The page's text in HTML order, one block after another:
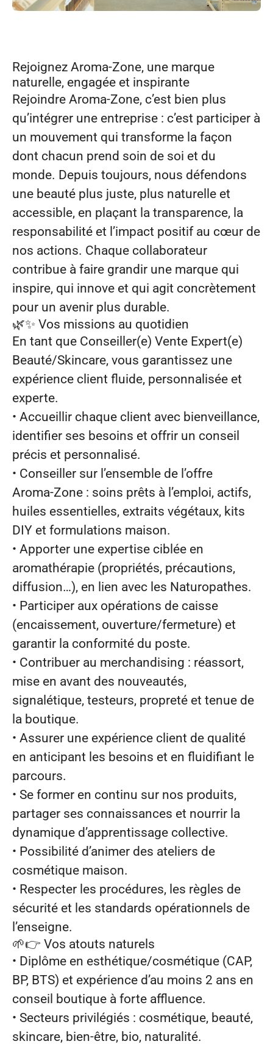
Rejoignez Aroma‑Zone, une marque
naturelle, engagée et inspirante
Rejoindre Aroma‑Zone, c’est bien plus
qu’intégrer une entreprise : c’est participer à
un mouvement qui transforme la façon
dont chacun prend soin de soi et du
monde. Depuis toujours, nous défendons
une beauté plus juste, plus naturelle et
accessible, en plaçant la transparence, la
responsabilité et l’impact positif au cœur de
nos actions. Chaque collaborateur
contribue à faire grandir une marque qui
inspire, qui innove et qui agit concrètement
pour un avenir plus durable.
🌿✨ Vos missions au quotidien
En tant que Conseiller(e) Vente Expert(e)
Beauté/Skincare, vous garantissez une
expérience client fluide, personnalisée et
experte.
• Accueillir chaque client avec bienveillance,
identifier ses besoins et offrir un conseil
précis et personnalisé.
• Conseiller sur l’ensemble de l’offre
Aroma‑Zone : soins prêts à l’emploi, actifs,
huiles essentielles, extraits végétaux, kits
DIY et formulations maison.
• Apporter une expertise ciblée en
aromathérapie (propriétés, précautions,
diffusion…), en lien avec les Naturopathes.
• Participer aux opérations de caisse
(encaissement, ouverture/fermeture) et
garantir la conformité du poste.
• Contribuer au merchandising : réassort,
mise en avant des nouveautés,
signalétique, testeurs, propreté et tenue de
la boutique.
• Assurer une expérience client de qualité
en anticipant les besoins et en fluidifiant le
parcours.
• Se former en continu sur nos produits,
partager ses connaissances et nourrir la
dynamique d’apprentissage collective.
• Possibilité d’animer des ateliers de
cosmétique maison.
• Respecter les procédures, les règles de
sécurité et les standards opérationnels de
l’enseigne.
🌱👉 Vos atouts naturels
• Diplôme en esthétique/cosmétique (CAP,
BP, BTS) et expérience d’au moins 2 ans en
conseil boutique à forte affluence.
• Secteurs privilégiés : cosmétique, beauté,
skincare, bien‑être, bio, naturalité.